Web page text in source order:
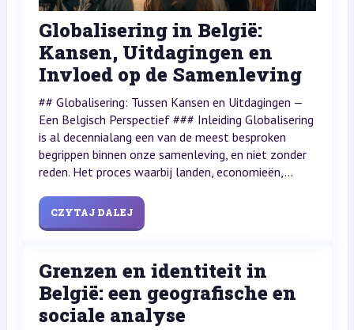
Globalisering in België:
Kansen, Uitdagingen en
Invloed op de Samenleving
## Globalisering: Tussen Kansen en Uitdagingen —
Een Belgisch Perspectief ### Inleiding Globalisering
is al decennialang een van de meest besproken
begrippen binnen onze samenleving, en niet zonder
reden. Het proces waarbij landen, economieën,...
CZYTAJ DALEJ
Grenzen en identiteit in
België: een geografische en
sociale analyse